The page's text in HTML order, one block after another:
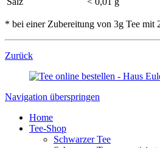
* bei einer Zubereitung von 3g Tee mit
Zurück
Navigation überspringen
Home
Tee-Shop
Schwarzer Tee